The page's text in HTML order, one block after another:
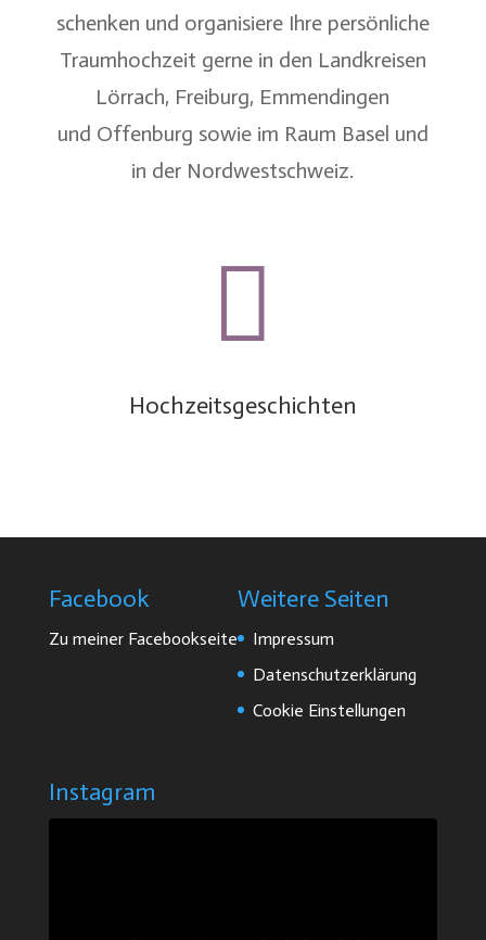
schenken und organisiere Ihre persönliche
Traumhochzeit gerne in den Landkreisen
Lörrach, Freiburg, Emmendingen
und Offenburg sowie im Raum Basel und
in der Nordwestschweiz.

Hochzeitsgeschichten
Facebook
Zu meiner Facebookseite
Weitere Seiten
Impressum
Datenschutzerklärung
Cookie Einstellungen
Instagram